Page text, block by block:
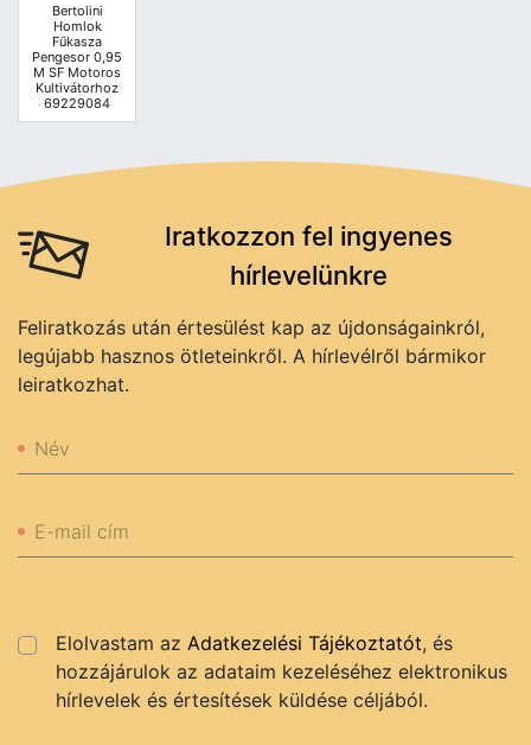
Bertolini
Homlok
Fűkasza
Pengesor 0,95
M SF Motoros
Kultivátorhoz
69229084
Iratkozzon fel ingyenes
hírlevelünkre
Feliratkozás után értesülést kap az újdonságainkról,
legújabb hasznos ötleteinkről. A hírlevélről bármikor
leiratkozhat.
Név
E-mail cím
Elolvastam az Adatkezelési Tájékoztatót, és
hozzájárulok az adataim kezeléséhez elektronikus
hírlevelek és értesítések küldése céljából.